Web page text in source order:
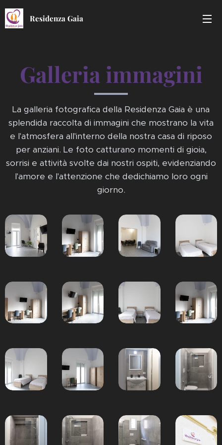
Residenza Gaia
Galleria immagini
La galleria fotografica della Residenza Gaia è una
splendida raccolta di immagini che mostrano la vita
e l'atmosfera all'interno della nostra casa di riposo
per anziani. Le foto catturano momenti di gioia,
sorrisi e attività svolte dai nostri ospiti, evidenziando
l'amore e l'attenzione che dedichiamo loro ogni
giorno.